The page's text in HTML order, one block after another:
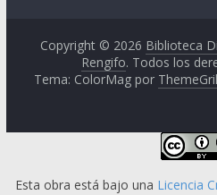
Copyright © 2026 Biblioteca
Rengifo. Todos los
Tema: ColorMag por
Esta obra está bajo una Licencia